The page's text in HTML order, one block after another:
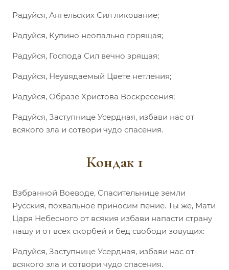
Радуйся, Ангельских Сил ликование;
Радуйся, Купино неопально горящая;
Радуйся, Господа Сил вечно зрящая;
Радуйся, Неувядаемый Цвете нетления;
Радуйся, Образе Христова Воскресения;
Радуйся, Заступнице Усердная, избави нас от
всякого зла и сотвори чудо спасения.
Кондак 1
Взбранной Воеводе, Спасительнице земли
Русския, похвальное приносим пение. Ты же, Мати
Царя Небесного от всякия избави напасти страну
нашу и от всех скорбей и бед свободи зовущих:
Радуйся, Заступнице Усердная, избави нас от
всякого зла и сотвори чудо спасения.